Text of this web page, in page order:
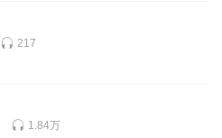
217
1.84万